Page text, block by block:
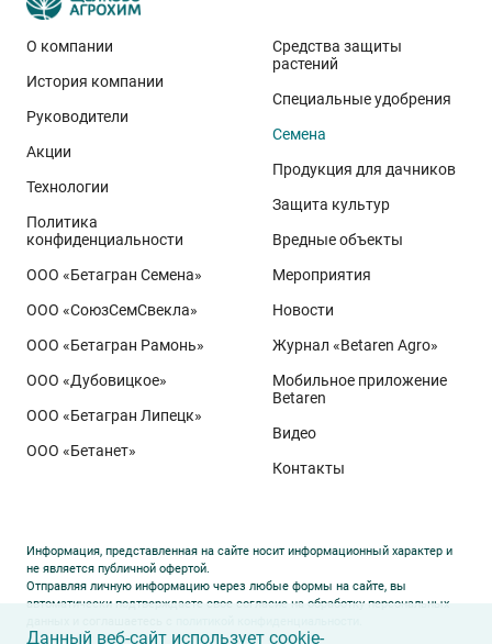
О компании
История компании
Руководители
Акции
Технологии
Политика
конфиденциальности
ООО «Бетагран Семена»
ООО «СоюзСемСвекла»
ООО «Бетагран Рамонь»
ООО «Дубовицкое»
ООО «Бетагран Липецк»
ООО «Бетанет»
Средства защиты
растений
Специальные удобрения
Семена
Продукция для дачников
Защита культур
Вредные объекты
Мероприятия
Новости
Журнал «Betaren Agro»
Мобильное приложение
Betaren
Видео
Контакты
Информация, представленная на сайте носит информационный характер и
не является публичной офертой.
Отправляя личную информацию через любые формы на сайте, вы
автоматически подтверждаете свое согласие на обработку персональных
Данный веб-сайт использует cookie-